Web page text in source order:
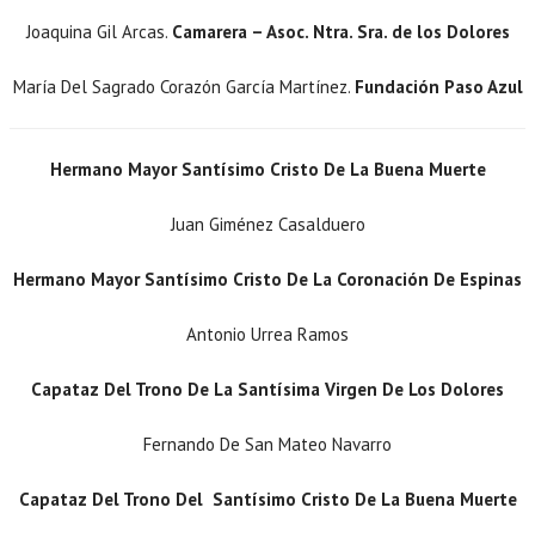
Joaquina Gil Arcas. Camarera – Asoc. Ntra. Sra. de los Dolores
María Del Sagrado Corazón García Martínez. Fundación Paso Azul
Hermano Mayor Santísimo Cristo De La Buena Muerte
Juan Giménez Casalduero
Hermano Mayor Santísimo Cristo De La Coronación De Espinas
Antonio Urrea Ramos
Capataz Del Trono De La Santísima Virgen De Los Dolores
Fernando De San Mateo Navarro
Capataz Del Trono Del Santísimo Cristo De La Buena Muerte